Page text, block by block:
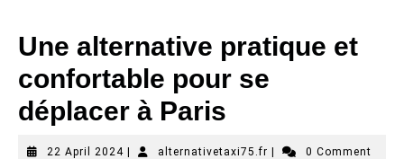
Une alternative pratique et
confortable pour se
déplacer à Paris
22 April 202422
alternativetaxi75.fralternativetaxi75.fr
0 Comment